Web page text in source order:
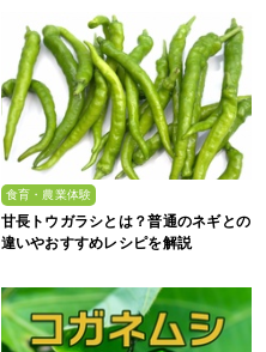
食育・農業体験
甘長トウガラシとは？普通のネギとの
違いやおすすめレシピを解説